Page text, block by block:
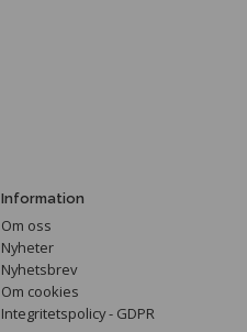
Information
Om oss
Nyheter
Nyhetsbrev
Om cookies
Integritetspolicy - GDPR